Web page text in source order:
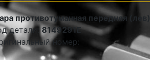
противотуманная передняя (лев)
детали: 8149291E
номер: